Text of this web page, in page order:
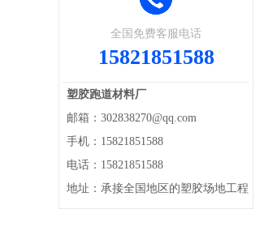
全国免费客服电话
15821851588
塑胶跑道材料厂
邮箱：302838270@qq.com
手机：15821851588
电话：15821851588
地址：承接全国地区的塑胶场地工程